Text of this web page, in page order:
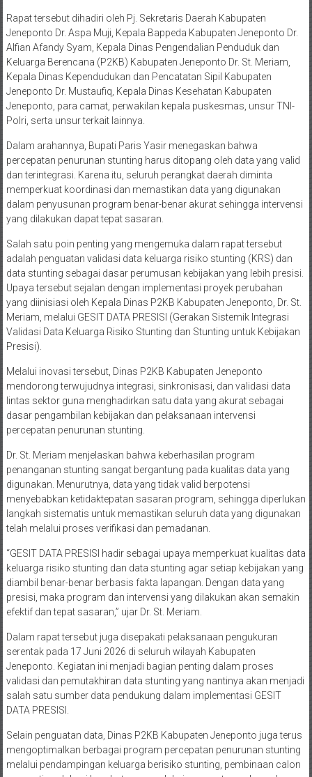
Rapat tersebut dihadiri oleh Pj. Sekretaris Daerah Kabupaten
Jeneponto Dr. Aspa Muji, Kepala Bappeda Kabupaten Jeneponto Dr.
Alfian Afandy Syam, Kepala Dinas Pengendalian Penduduk dan
Keluarga Berencana (P2KB) Kabupaten Jeneponto Dr. St. Meriam,
Kepala Dinas Kependudukan dan Pencatatan Sipil Kabupaten
Jeneponto Dr. Mustaufiq, Kepala Dinas Kesehatan Kabupaten
Jeneponto, para camat, perwakilan kepala puskesmas, unsur TNI-
Polri, serta unsur terkait lainnya.
Dalam arahannya, Bupati Paris Yasir menegaskan bahwa
percepatan penurunan stunting harus ditopang oleh data yang valid
dan terintegrasi. Karena itu, seluruh perangkat daerah diminta
memperkuat koordinasi dan memastikan data yang digunakan
dalam penyusunan program benar-benar akurat sehingga intervensi
yang dilakukan dapat tepat sasaran.
Salah satu poin penting yang mengemuka dalam rapat tersebut
adalah penguatan validasi data keluarga risiko stunting (KRS) dan
data stunting sebagai dasar perumusan kebijakan yang lebih presisi.
Upaya tersebut sejalan dengan implementasi proyek perubahan
yang diinisiasi oleh Kepala Dinas P2KB Kabupaten Jeneponto, Dr. St.
Meriam, melalui GESIT DATA PRESISI (Gerakan Sistemik Integrasi
Validasi Data Keluarga Risiko Stunting dan Stunting untuk Kebijakan
Presisi).
Melalui inovasi tersebut, Dinas P2KB Kabupaten Jeneponto
mendorong terwujudnya integrasi, sinkronisasi, dan validasi data
lintas sektor guna menghadirkan satu data yang akurat sebagai
dasar pengambilan kebijakan dan pelaksanaan intervensi
percepatan penurunan stunting.
Dr. St. Meriam menjelaskan bahwa keberhasilan program
penanganan stunting sangat bergantung pada kualitas data yang
digunakan. Menurutnya, data yang tidak valid berpotensi
menyebabkan ketidaktepatan sasaran program, sehingga diperlukan
langkah sistematis untuk memastikan seluruh data yang digunakan
telah melalui proses verifikasi dan pemadanan.
“GESIT DATA PRESISI hadir sebagai upaya memperkuat kualitas data
keluarga risiko stunting dan data stunting agar setiap kebijakan yang
diambil benar-benar berbasis fakta lapangan. Dengan data yang
presisi, maka program dan intervensi yang dilakukan akan semakin
efektif dan tepat sasaran,” ujar Dr. St. Meriam.
Dalam rapat tersebut juga disepakati pelaksanaan pengukuran
serentak pada 17 Juni 2026 di seluruh wilayah Kabupaten
Jeneponto. Kegiatan ini menjadi bagian penting dalam proses
validasi dan pemutakhiran data stunting yang nantinya akan menjadi
salah satu sumber data pendukung dalam implementasi GESIT
DATA PRESISI.
Selain penguatan data, Dinas P2KB Kabupaten Jeneponto juga terus
mengoptimalkan berbagai program percepatan penurunan stunting
melalui pendampingan keluarga berisiko stunting, pembinaan calon